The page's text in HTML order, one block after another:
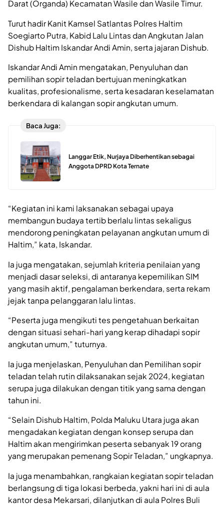
Darat (Organda) Kecamatan Wasile dan Wasile Timur.
Turut hadir Kanit Kamsel Satlantas Polres Haltim
Soegiarto Putra, Kabid Lalu Lintas dan Angkutan Jalan
Dishub Haltim Iskandar Andi Amin, serta jajaran Dishub.
Iskandar Andi Amin mengatakan, Penyuluhan dan
pemilihan sopir teladan bertujuan meningkatkan
kualitas, profesionalisme, serta kesadaran keselamatan
berkendara di kalangan sopir angkutan umum.
Baca Juga:
Langgar Etik, Nurjaya Diberhentikan sebagai
Anggota DPRD Kota Ternate
‎“Kegiatan ini kami laksanakan sebagai upaya
membangun budaya tertib berlalu lintas sekaligus
mendorong peningkatan pelayanan angkutan umum di
Haltim,” kata, Iskandar.
Ia juga mengatakan, sejumlah kriteria penilaian yang
menjadi dasar seleksi, di antaranya kepemilikan SIM
yang masih aktif, pengalaman berkendara, serta rekam
jejak tanpa pelanggaran lalu lintas.
“Peserta juga mengikuti tes pengetahuan berkaitan
dengan situasi sehari-hari yang kerap dihadapi sopir
angkutan umum,” tuturnya.
‎Ia juga menjelaskan, Penyuluhan dan Pemilihan sopir
teladan telah rutin dilaksanakan sejak 2024, kegiatan
serupa juga dilakukan dengan titik yang sama dengan
tahun ini.
“Selain Dishub Haltim, Polda Maluku Utara juga akan
mengadakan kegiatan dengan konsep serupa dan
Haltim akan mengirimkan peserta sebanyak 19 orang
yang merupakan pemenang Sopir Teladan,” ungkapnya.
Ia juga menambahkan, rangkaian kegiatan sopir teladan
berlangsung di tiga lokasi berbeda, yakni hari ini di aula
kantor desa Mekarsari, dilanjutkan di aula Polres Buli